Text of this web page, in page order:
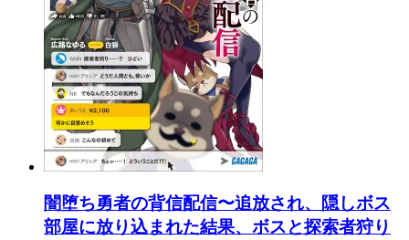
闇堕ち勇者の背信配信〜追放され、隠しボス
部屋に放り込まれた結果、ボスと探索者狩り